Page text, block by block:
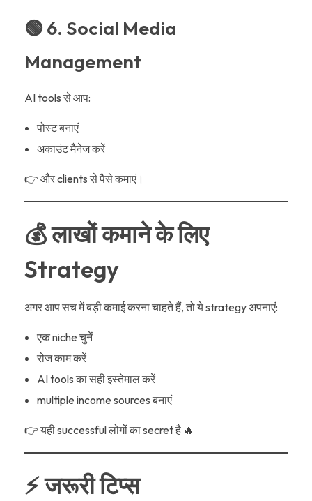
🟢 6. Social Media
Management
AI tools से आप:
पोस्ट बनाएं
अकाउंट मैनेज करें
👉 और clients से पैसे कमाएं।
💰 लाखों कमाने के लिए
Strategy
अगर आप सच में बड़ी कमाई करना चाहते हैं, तो ये strategy अपनाएं:
एक niche चुनें
रोज काम करें
AI tools का सही इस्तेमाल करें
multiple income sources बनाएं
👉 यही successful लोगों का secret है 🔥
⚡ जरूरी टिप्स